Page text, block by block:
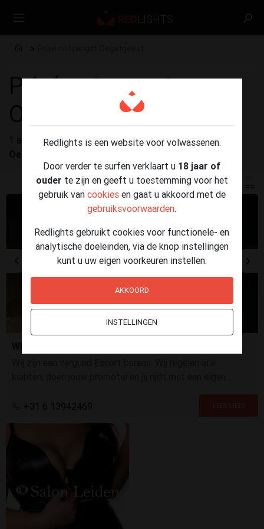
Redlights is een website voor volwassenen.
Door verder te surfen verklaart u 18 jaar of
ouder te zijn en geeft u toestemming voor het
gebruik van cookiesen gaat u akkoord met de
gebruiksvoorwaarden.
Redlights gebruikt cookies voor functionele- en
analytische doeleinden, via de knop instellingen
kunt u uw eigen voorkeuren instellen.
AKKOORD
INSTELLINGEN
Privé ontvangst
Oegstgeest
1 advertenties gevonden voorPrivé ontvangst
+31 6 13942469